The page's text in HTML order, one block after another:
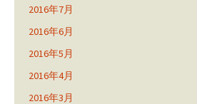
2016年7月
2016年6月
2016年5月
2016年4月
2016年3月